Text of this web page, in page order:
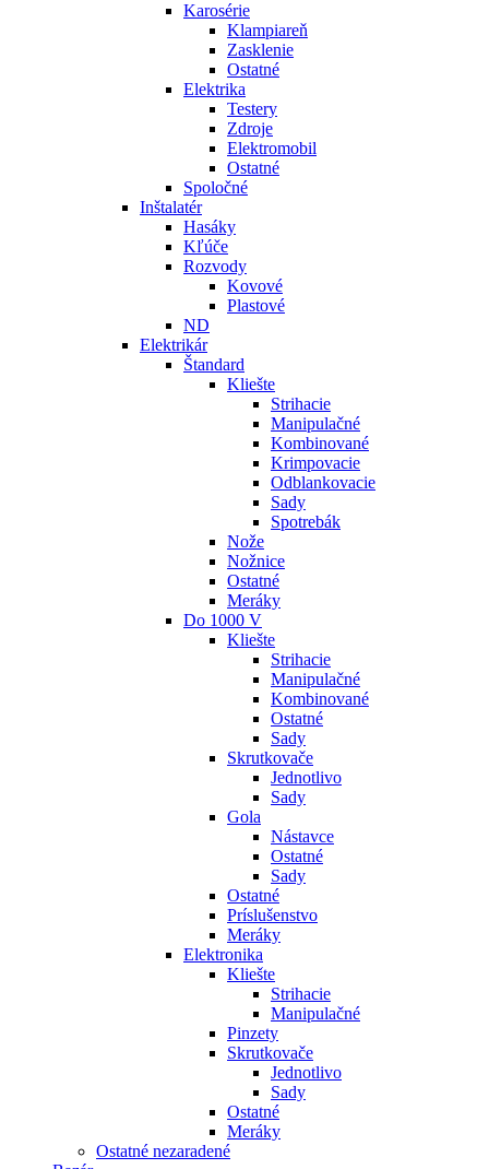
Karosérie
Klampiareň
Zasklenie
Ostatné
Elektrika
Testery
Zdroje
Elektromobil
Ostatné
Spoločné
Inštalatér
Hasáky
Kľúče
Rozvody
Kovové
Plastové
ND
Elektrikár
Štandard
Kliešte
Strihacie
Manipulačné
Kombinované
Krimpovacie
Odblankovacie
Sady
Spotrebák
Nože
Nožnice
Ostatné
Meráky
Do 1000 V
Kliešte
Strihacie
Manipulačné
Kombinované
Ostatné
Sady
Skrutkovače
Jednotlivo
Sady
Gola
Nástavce
Ostatné
Sady
Ostatné
Príslušenstvo
Meráky
Elektronika
Kliešte
Strihacie
Manipulačné
Pinzety
Skrutkovače
Jednotlivo
Sady
Ostatné
Meráky
Ostatné nezaradené